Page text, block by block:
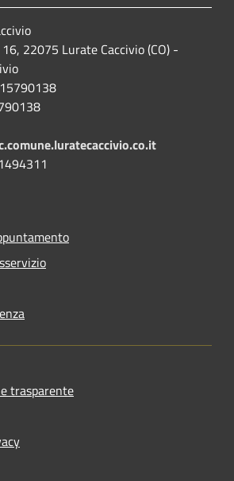
22075 Lurate Caccivio (CO) -
trasparente